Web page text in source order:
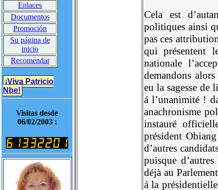
Enlaces
Documentos
Promoción
Su página de
inicio
Recomendar
¡Viva Patricio
Nbe!
Visitas desde
06/02/2003 :
Cela est
politiques ainsi
pas ces
qui présentent
nationale
demandons
eu la sagesse de
á l’unanimité !
anachronisme
instauré
président
d’autres
puisque
déjà au
á la